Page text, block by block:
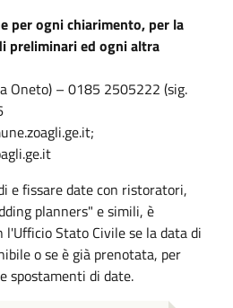
per ogni chiarimento, per la
preliminari ed ogni altra
Oneto) – 0185 2505222 (sig.
e fissare date con ristoratori,
planners" e simili, è
l'Ufficio Stato Civile se la data di
o se è già prenotata, per
spostamenti di date.